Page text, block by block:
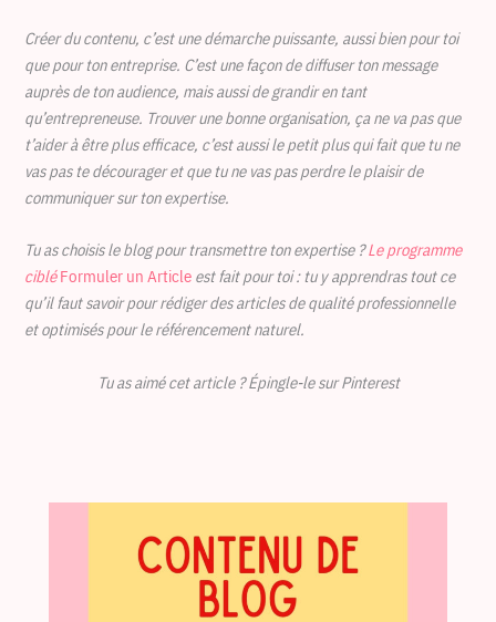
Créer du contenu, c’est une démarche puissante, aussi bien pour toi
que pour ton entreprise. C’est une façon de diffuser ton message
auprès de ton audience, mais aussi de grandir en tant
qu’entrepreneuse. Trouver une bonne organisation, ça ne va pas que
t’aider à être plus efficace, c’est aussi le petit plus qui fait que tu ne
vas pas te décourager et que tu ne vas pas perdre le plaisir de
communiquer sur ton expertise.
Tu as choisis le blog pour transmettre ton expertise ?Le programme
cibléFormuler un Article est fait pour toi : tu y apprendras tout ce
qu’il faut savoir pour rédiger des articles de qualité professionnelle
et optimisés pour le référencement naturel.
Tu as aimé cet article ? Épingle-le sur Pinterest